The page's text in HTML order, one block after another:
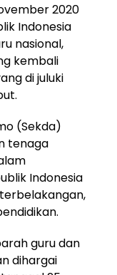
2020
Indonesia
nasional,
kembali
di juluki
(Sekda)
tenaga
Indonesia
guru dan
dihargai